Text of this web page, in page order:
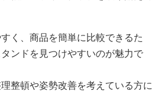
く、商品を簡単に比較できるた
ンドを見つけやすいのが魅力で
整頓や姿勢改善を考えている方に